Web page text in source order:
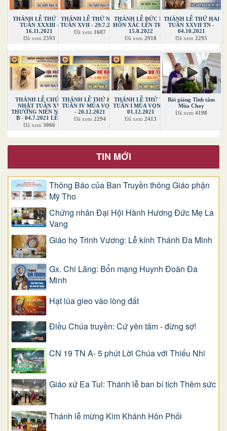
THÁNH LỄ THỨ BA
TUẦN XXXIII -
16.11.2021
Đã xem 2593
THÁNH LỄ THỨ NĂM
TUẦN XVII - 29.7.2021
Đã xem 1607
THÁNH LỄ ĐỨC MẸ
HỒN XÁC LÊN TRỜI
15.8.2022
Đã xem2918
THÁNH LỄ THỨ HAI
TUẦN XXVII TN -
04.10.2021
Đã xem2295
THÁNH LỄ CHÚA
NHẬT TUẦN XV
THƯỜNG NIÊN NĂM
B - 04.7.2021 LỄ 1
Đã xem 3066
THÁNH LỄ THỨ HAI
TUẦN IV MÙA VỌNG
- 20.12.2021
Đã xem 2294
THÁNH LỄ THỨ TƯ
TUẦN I MÙA VỌNG -
01.12.2021
Đã xem2413
Bài giảng Tĩnh tâm
Mùa Chay
Đã xem4198
TIN MỚI
Thông Báo của Ban Truyền thông Giáo phận
Mỹ Tho
Chứng nhân Đại Hội Hành Hương Đức Mẹ La
Vang
Giáo họ Trinh Vương: Lễ kính Thánh Đa Minh
Gx. Chi Lăng: Bổn mạng Huynh Đoàn Đa
Minh
Hạt lúa gieo vào lòng đất
Điều Chúa truyền: Cứ yên tâm - đừng sợ!
CN 19 TN A- 5 phút Lời Chúa với Thiếu Nhi
Giáo xứ Ea Tul: Thánh lễ ban bí tích Thêm sức
Thánh lễ mừng Kim Khánh Hôn Phối